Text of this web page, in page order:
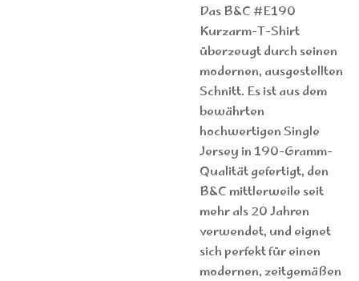
Das B&C #E190
Kurzarm-T-Shirt
überzeugt durch seinen
modernen, ausgestellten
Schnitt. Es ist aus dem
bewährten
hochwertigen Single
Jersey in 190-Gramm-
Qualität gefertigt, den
B&C mittlerweile seit
mehr als 20 Jahren
verwendet, und eignet
sich perfekt für einen
modernen, zeitgemäßen